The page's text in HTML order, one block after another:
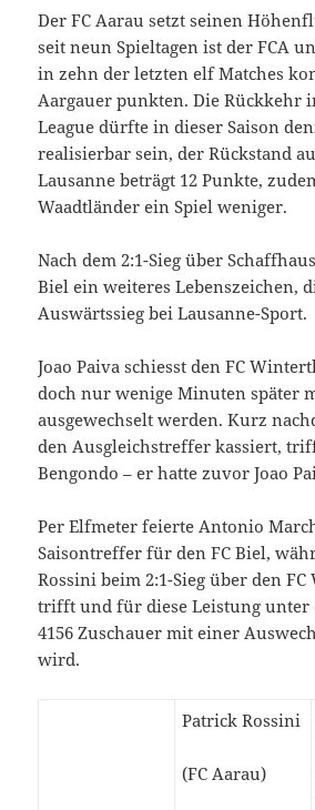
Der FC Aarau setzt seinen
seit neun Spieltagen ist der FCA
in zehn der letzten elf Matches
Aargauer punkten. Die Rückkehr
League dürfte in dieser Saison
realisierbar sein, der Rückstand
Lausanne beträgt 12 Punkte,
Waadtländer ein Spiel weniger.
Nach dem 2:1-Sieg über
Biel ein weiteres Lebenszeichen,
Auswärtssieg bei Lausanne-Sport.
Joao Paiva schiesst den FC
doch nur wenige Minuten später
ausgewechselt werden. Kurz
den Ausgleichstreffer kassiert,
Bengondo – er hatte zuvor Joao
Per Elfmeter feierte Antonio
Saisontreffer für den FC Biel,
Rossini beim 2:1-Sieg über den
trifft und für diese Leistung unter
4156 Zuschauer mit einer
wird.
Patrick Rossini
(FC Aarau)